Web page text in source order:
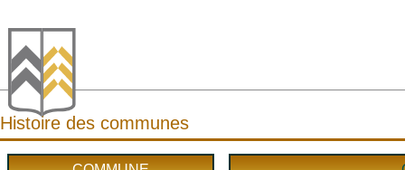
Histoire des communes